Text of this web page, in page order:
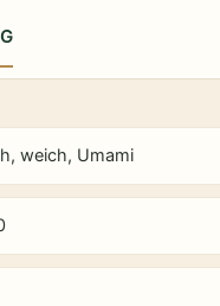
weich, Umami